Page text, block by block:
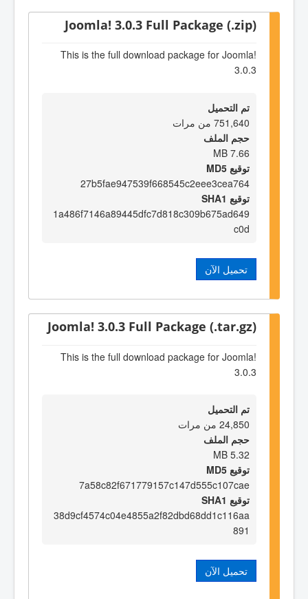
Joomla! 3.0.3 Full Package (.zip)
This is the full download package for Joomla!
3.0.3
تم التحميل
751,640 من مرات
حجم الملف
7.66 MB
توقيع MD5
27b5fae947539f668545c2eee3cea764
توقيع SHA1
1a486f7146a89445dfc7d818c309b675ad649
c0d
تحميل الآن
Joomla! 3.0.3 Full Package (.tar.gz)
This is the full download package for Joomla!
3.0.3
تم التحميل
24,850 من مرات
حجم الملف
5.32 MB
توقيع MD5
7a58c82f671779157c147d555c107cae
توقيع SHA1
38d9cf4574c04e4855a2f82dbd68dd1c116aa
891
تحميل الآن